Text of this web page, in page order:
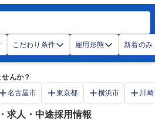
こだわり条件 雇用形態 新着のみ
んか？
名古屋市 東京都 横浜市 川
求人・中途採用情報